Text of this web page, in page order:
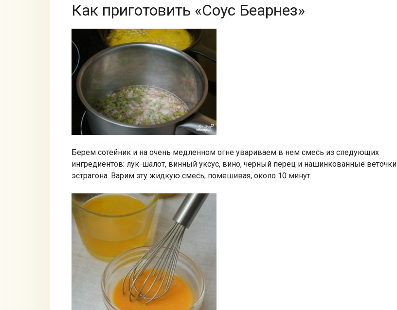
Как приготовить «Соус Беарнез»
Берем сотейник и на очень медленном огне увариваем в нем смесь из следующих
ингредиентов: лук-шалот, винный уксус, вино, черный перец и нашинкованные веточки
эстрагона. Варим эту жидкую смесь, помешивая, около 10 минут.